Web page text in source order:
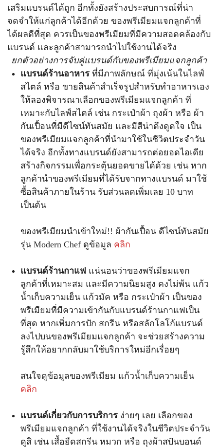
เสริมแบรนด์ได้ถูก อีกทั้งยังสร้างประสบการณ์ที่น่า
จดจำให้แก่ลูกค้าได้อีกด้วย ของพรีเมียมแจกลูกค้าที่
ได้ผลดีที่สุด ควรเป็นของพรีเมียมที่มีความสอดคล้องกับ
แบรนด์ และลูกค้าสามารถนำไปใช้งานได้จริง
ยกตัวอย่างการจับคู่แบรนด์กับของพรีเมียมแจกลูกค้า
แบรนด์ร้านอาหาร ที่มีภาพลักษณ์ ที่มุ่งเน้นในไลฟ์
สไตล์ หรือ ขายสินค้าสำเร็จรูปสำหรับทำอาหารเอง
ให้ลองพิจารณาเลือกของพรีเมียมแจกลูกค้า ที่
เหมาะกับไลฟ์สไตล์ เช่น กระเป๋าผ้า ถุงผ้า หรือ ผ้า
กันเปื้อนที่มีดีไซน์ทันสมัย และมีสีน่าดึงดูดใจ เป็น
ของพรีเมียมแจกลูกค้าที่นำมาใช้ในชีวิตประจำวัน
ได้จริง อีกทั้งทางแบรนด์ยังสามารถต่อยอดไอเดีย
สร้างกิจกรรมเพื่อกระตุ้นยอดขายได้ด้วย เช่น หาก
ลูกค้านำของพรีเมียมที่ได้รับจากทางแบรนด์ มาใช้
ซื้อสินค้าภายในร้าน รับส่วนลดเพิ่มเลย 10 บาท
เป็นต้น
ของพรีเมียมนำเข้าใหม่!! ผ้ากันเปื้อน ดีไซน์ทันสมัย
รุ่น Modern Chef ดูข้อมูล คลิก
แบรนด์ร้านกาแฟ แน่นอนว่าของพรีเมียมแจก
ลูกค้าที่เหมาะสม และมีความนิยมสูง คงไม่พ้น แก้ว
น้ำเก็บความเย็น แก้วมัค หรือ กระเป๋าผ้า เป็นของ
พรีเมียมที่มีความเข้ากันกับแบรนด์ร้านกาแฟเป็น
ที่สุด หากเพิ่มการปัก สกรีน หรือสลักโลโก้แบรนด์
ลงไปบนของพรีเมียมแจกลูกค้า จะช่วยสร้างความ
รู้สึกให้อยากกลับมาใช้บริการใหม่อีกเรื่อยๆ
สนใจดูข้อมูลของพรีเมียม แก้วน้ำเก็บความเย็น
คลิก
แบรนด์เกี่ยวกับการบริการ ง่ายๆ เลย เลือกของ
พรีเมียมแจกลูกค้า ที่ใช้งานได้จริงในชีวิตประจำวัน
ดูสิ เช่น เสื้อยืดสกรีน หมวก หรือ ถุงผ้าสปันบอนด์